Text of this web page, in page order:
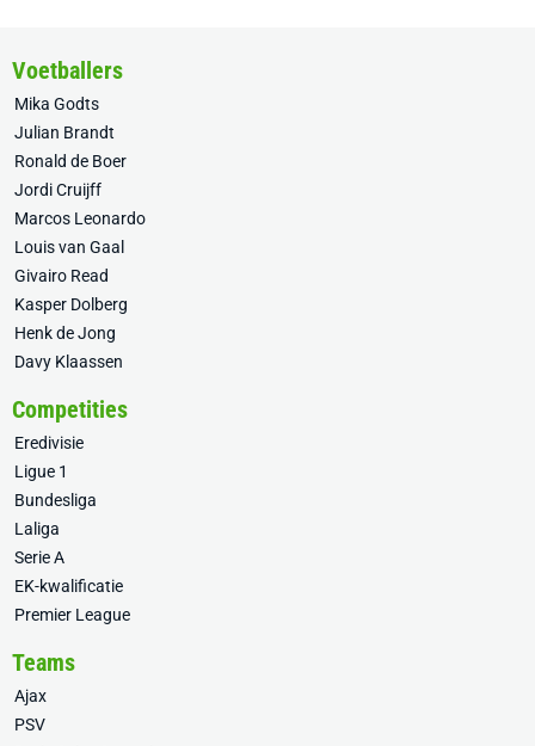
Voetballers
Mika Godts
Julian Brandt
Ronald de Boer
Jordi Cruijff
Marcos Leonardo
Louis van Gaal
Givairo Read
Kasper Dolberg
Henk de Jong
Davy Klaassen
Competities
Eredivisie
Ligue 1
Bundesliga
Laliga
Serie A
EK-kwalificatie
Premier League
Teams
Ajax
PSV